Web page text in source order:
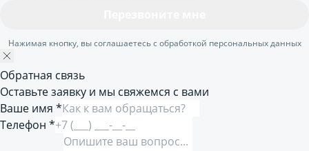
Нажимая кнопку, вы соглашаетесь с обработкой персональных данных
Обратная связь
Оставьте заявку и мы свяжемся с вами
Ваше имя *
Телефон *